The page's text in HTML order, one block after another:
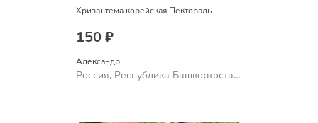
Хризантема корейская Пектораль
150 ₽
Александр
Россия, Республика Башкортостан,